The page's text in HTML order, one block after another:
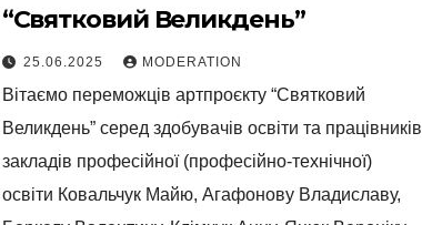
“Святковий Великдень”
25.06.2025 MODERATION
Вітаємо переможців артпроєкту “Святковий
Великдень” серед здобувачів освіти та працівників
закладів професійної (професійно-технічної)
освіти Ковальчук Майю, Агафонову Владиславу,